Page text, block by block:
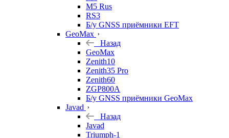
M5 Rus
RS3
Б/у GNSS приёмники EFT
GeoMax
Назад
GeoMax
Zenith10
Zenith35 Pro
Zenith60
ZGP800A
Б/у GNSS приёмники GeoMax
Javad
Назад
Javad
Triumph-1